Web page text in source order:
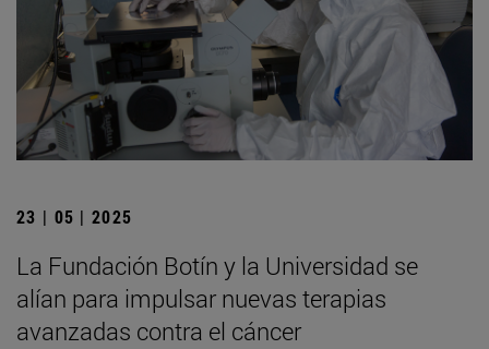
23 | 05 | 2025
La Fundación Botín y la Universidad se
alían para impulsar nuevas terapias
avanzadas contra el cáncer